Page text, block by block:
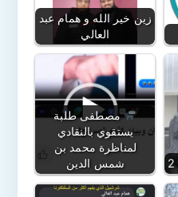
زين خير الله و همام عبد
العالي
مصطفى طلبة
يستقوي بالنقادي
لمناظرة محمد بن
شمس الدين